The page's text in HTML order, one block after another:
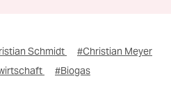
Schmidt
#Christian Meyer
#Biogas